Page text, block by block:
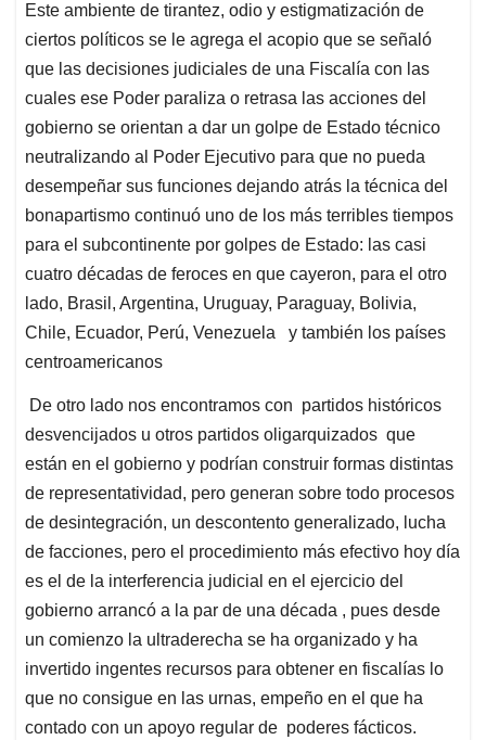
Este ambiente de tirantez, odio y estigmatización de
ciertos políticos se le agrega el acopio que se señaló
que las decisiones judiciales de una Fiscalía con las
cuales ese Poder paraliza o retrasa las acciones del
gobierno se orientan a dar un golpe de Estado técnico
neutralizando al Poder Ejecutivo para que no pueda
desempeñar sus funciones dejando atrás la técnica del
bonapartismo continuó uno de los más terribles tiempos
para el subcontinente por golpes de Estado: las casi
cuatro décadas de feroces en que cayeron, para el otro
lado, Brasil, Argentina, Uruguay, Paraguay, Bolivia,
Chile, Ecuador, Perú, Venezuela y también los países
centroamericanos
De otro lado nos encontramos con partidos históricos
desvencijados u otros partidos oligarquizados que
están en el gobierno y podrían construir formas distintas
de representatividad, pero generan sobre todo procesos
de desintegración, un descontento generalizado, lucha
de facciones, pero el procedimiento más efectivo hoy día
es el de la interferencia judicial en el ejercicio del
gobierno arrancó a la par de una década , pues desde
un comienzo la ultraderecha se ha organizado y ha
invertido ingentes recursos para obtener en fiscalías lo
que no consigue en las urnas, empeño en el que ha
contado con un apoyo regular de poderes fácticos.